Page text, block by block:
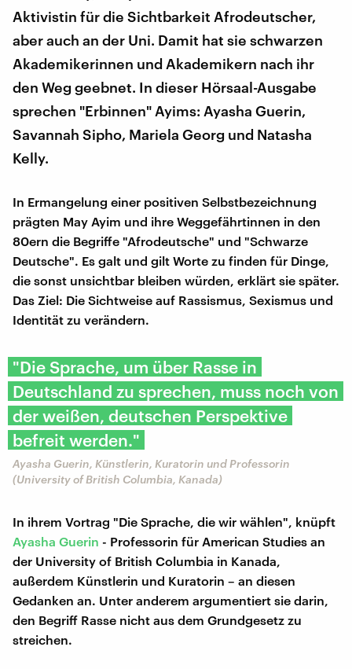
Aktivistin für die Sichtbarkeit Afrodeutscher,
aber auch an der Uni. Damit hat sie schwarzen
Akademikerinnen und Akademikern nach ihr
den Weg geebnet. In dieser Hörsaal-Ausgabe
sprechen "Erbinnen" Ayims: Ayasha Guerin,
Savannah Sipho, Mariela Georg und Natasha
Kelly.
In Ermangelung einer positiven Selbstbezeichnung
prägten May Ayim und ihre Weggefährtinnen in den
80ern die Begriffe "Afrodeutsche" und "Schwarze
Deutsche". Es galt und gilt Worte zu finden für Dinge,
die sonst unsichtbar bleiben würden, erklärt sie später.
Das Ziel: Die Sichtweise auf Rassismus, Sexismus und
Identität zu verändern.
"Die Sprache, um über Rasse in
Deutschland zu sprechen, muss noch von
der weißen, deutschen Perspektive
befreit werden."
Ayasha Guerin, Künstlerin, Kuratorin und Professorin
(University of British Columbia, Kanada)
In ihrem Vortrag "Die Sprache, die wir wählen", knüpft
Ayasha Guerin - Professorin für American Studies an
der University of British Columbia in Kanada,
außerdem Künstlerin und Kuratorin – an diesen
Gedanken an. Unter anderem argumentiert sie darin,
den Begriff Rasse nicht aus dem Grundgesetz zu
streichen.